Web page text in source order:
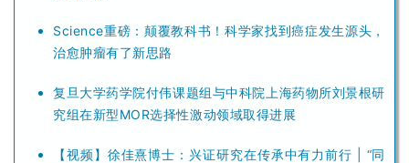
Science重磅：颠覆教科书！科学家找到癌症发生源头，
治愈肿瘤有了新思路
复旦大学药学院付伟课题组与中科院上海药物所刘景根研
究组在新型MOR选择性激动领域取得进展
【视频】徐佳熹博士：兴证研究在传承中有力前行 | “同